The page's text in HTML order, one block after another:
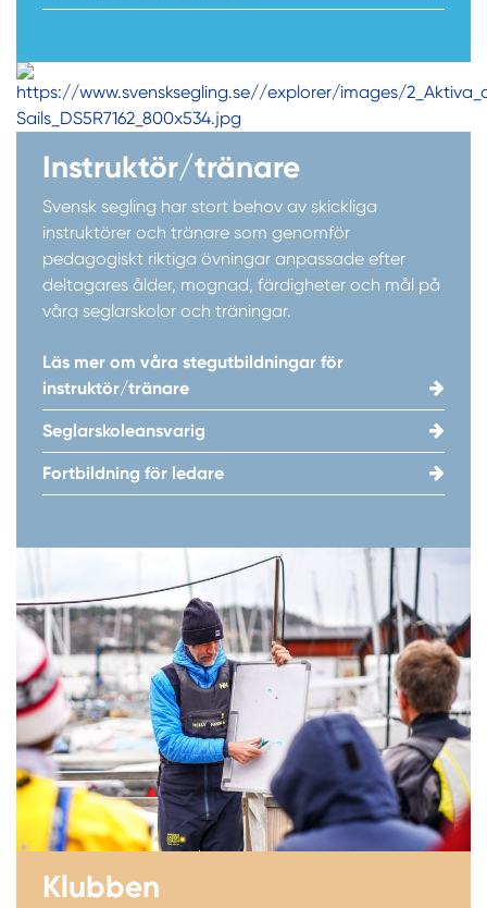
Instruktör/tränare
Svensk segling har stort behov av skickliga
instruktörer och tränare som genomför
pedagogiskt riktiga övningar anpassade efter
deltagares ålder, mognad, färdigheter och mål på
våra seglarskolor och träningar.
Läs mer om våra stegutbildningar för
instruktör/tränare
Seglarskoleansvarig
Fortbildning för ledare
Klubben